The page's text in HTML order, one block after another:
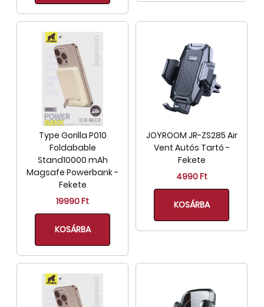
Type Gorilla P010
Foldabable
Stand10000 mAh
Magsafe Powerbank -
Fekete
19990 Ft
KOSÁRBA
JOYROOM JR-ZS285 Air
Vent Autós Tartó -
Fekete
4990 Ft
KOSÁRBA